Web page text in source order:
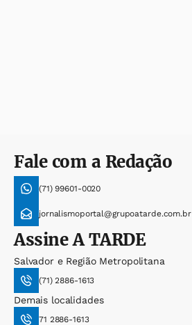
Fale com a Redação
(71) 99601-0020
jornalismoportal@grupoatarde.com.br
AssineA TARDE
Salvador e Região Metropolitana
(71) 2886-1613
Demais localidades
71 2886-1613